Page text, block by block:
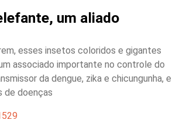
um aliado
esses insetos coloridos e gigantes
associado importante no controle do
da dengue, zika e chicungunha, e
de doenças